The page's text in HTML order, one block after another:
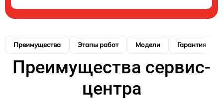
Преимущества Этапы работ Модели Гарантия
Преимущества сервис-
центра